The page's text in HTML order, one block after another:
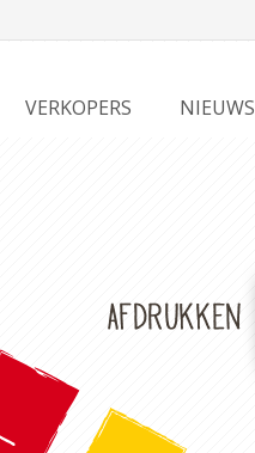
VERKOPERS NIEUWS